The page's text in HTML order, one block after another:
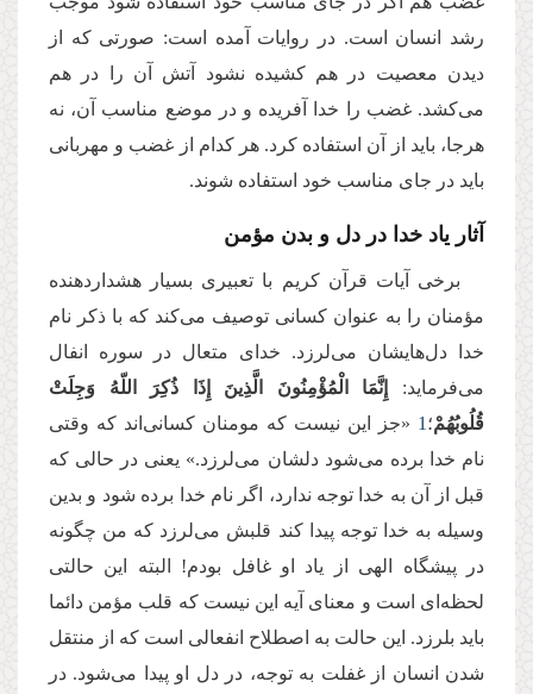
رشد انسان است. در روایات آمده است: صورتی که از
دیدن معصیت در هم کشیده نشود آتش آن را در هم
می‌کشد. غضب را خدا آفریده و در موضع مناسب آن، نه
هرجا، باید از آن استفاده کرد. هر کدام از غضب و مهربانی
باید در جای مناسب خود استفاده شوند.
آثار یاد خدا در دل و بدن مؤمن
برخی آیات قرآن کریم با تعبیری بسیار هشداردهنده
مؤمنان را به عنوان کسانی توصیف می‌کند که با ذکر نام
خدا دل‌هایشان می‌لرزد. خدای متعال در سوره انفال
می‌فرماید:
إِنَّمَا الْمُؤْمِنُونَ الَّذِینَ إِذَا ذُكِرَ اللّهُ وَجِلَتْ
قُلُوبُهُمْ؛ 1 «جز این نیست که مومنان کسانی‌اند که وقتی
نام خدا برده می‌شود دلشان می‌لرزد.» یعنی در حالی که
قبل از آن به خدا توجه ندارد، اگر نام خدا برده شود و بدین
وسیله به خدا توجه پیدا کند قلبش می‌لرزد که من چگونه
در پیشگاه الهی از یاد او غافل بودم! البته این حالتی
لحظه‌ای است و معنای آیه این نیست که قلب مؤمن دائما
باید بلرزد. این حالت به اصطلاح انفعالی است که از منتقل
شدن انسان از غفلت به توجه، در دل او پیدا می‌شود. در